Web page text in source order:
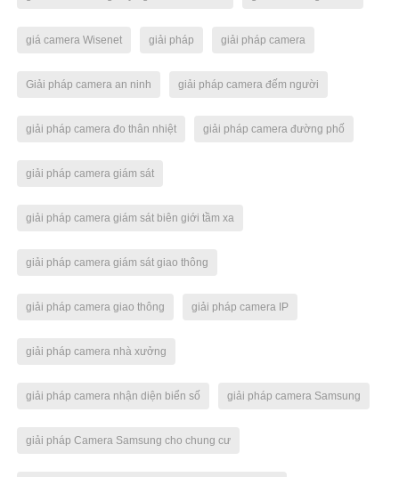
giá camera Wisenet giải pháp giải pháp camera
Giải pháp camera an ninh giải pháp camera đếm người
giải pháp camera đo thân nhiệt giải pháp camera đường phố
giải pháp camera giám sát
giải pháp camera giám sát biên giới tầm xa
giải pháp camera giám sát giao thông
giải pháp camera giao thông giải pháp camera IP
giải pháp camera nhà xưởng
giải pháp camera nhận diện biển số giải pháp camera Samsung
giải pháp Camera Samsung cho chung cư